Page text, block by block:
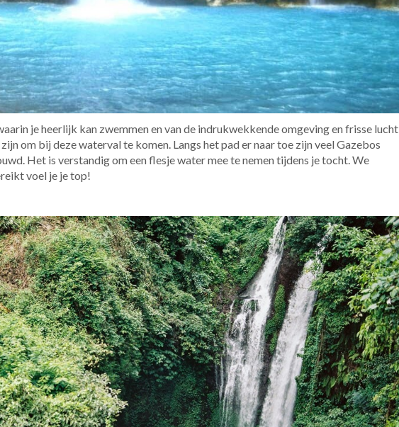
je heerlijk kan zwemmen en van de indrukwekkende omgeving en frisse lucht
om bij deze waterval te komen. Langs het pad er naar toe zijn veel Gazebos
Het is verstandig om een flesje water mee te nemen tijdens je tocht. We
voel je je top!